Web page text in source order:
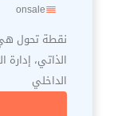
onsale
نقطة تحول
الذاتي، إدارة
الداخلي